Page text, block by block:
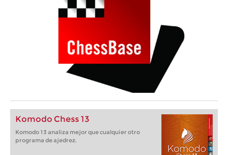
Komodo Chess 13
Komodo 13 analiza mejor que cualquier otro
programa de ajedrez.